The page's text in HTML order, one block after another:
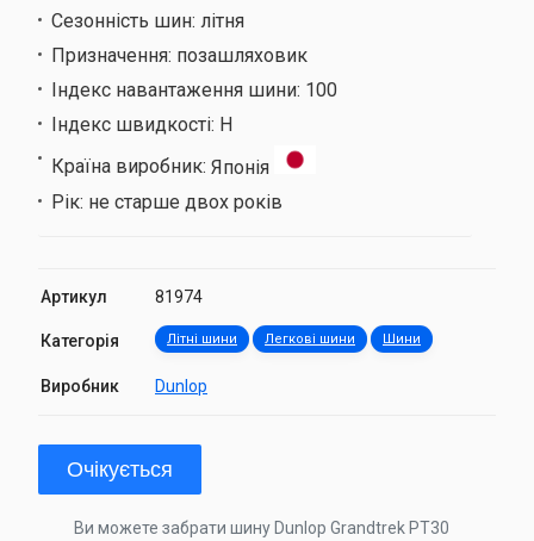
Сезонність шин: літня
Призначення: позашляховик
Індекс навантаження шини: 100
Індекс швидкості: H
Країна виробник: Японія
Рік: не старше двох років
Артикул 81974
Категорія Літні шини Легкові шини Шини
Виробник Dunlop
Очікується
Ви можете забрати шину Dunlop Grandtrek PT30